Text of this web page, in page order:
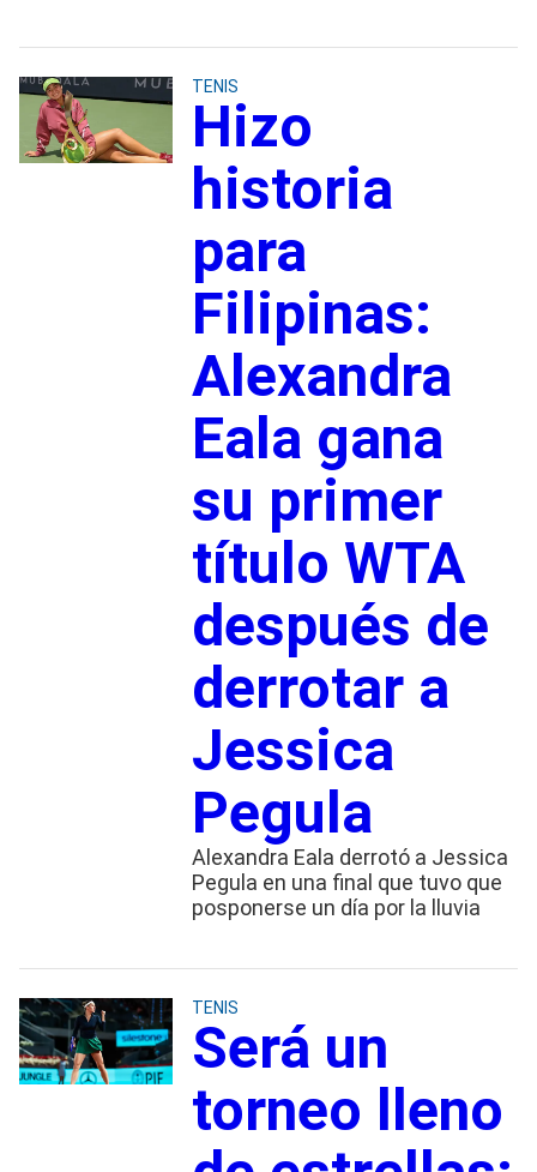
TENIS
Hizo
historia
para
Filipinas:
Alexandra
Eala gana
su primer
título WTA
después de
derrotar a
Jessica
Pegula
Alexandra Eala derrotó a Jessica
Pegula en una final que tuvo que
posponerse un día por la lluvia
TENIS
Será un
torneo lleno